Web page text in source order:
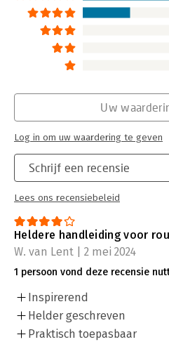
Schrijf een recensie
Lees ons recensiebeleid
Uw
Log in om uw waardering te geven
Heldere handleiding voor
W. van Lent | 2 mei 2024
1 persoon vond deze recensie
Inspirerend
Helder geschreven
Praktisch toepasbaar